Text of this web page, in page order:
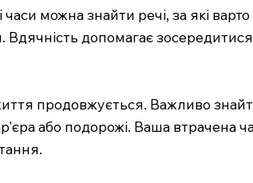
можна знайти речі, за які
Вдячність допомагає
продовжується. Важливо знайти
або подорожі. Ваша втрачена